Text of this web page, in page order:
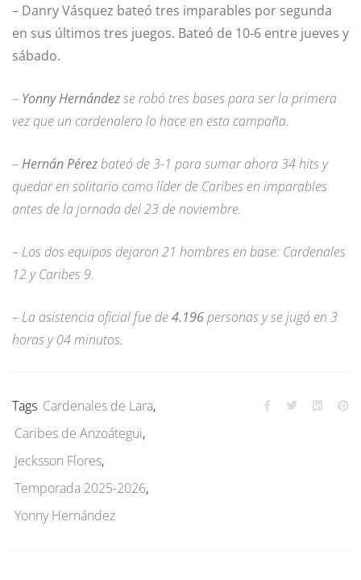
– Danry Vásquez bateó tres imparables por segunda
en sus últimos tres juegos. Bateó de 10-6 entre jueves y
sábado.
– Yonny Hernándezse robó tres bases para ser la primera
vez que un cardenalero lo hace en esta campaña.
– Hernán Pérezbateó de 3-1 para sumar ahora 34 hits y
quedar en solitario como líder de Caribes en imparables
antes de la jornada del 23 de noviembre.
– Los dos equipos dejaron 21 hombres en base: Cardenales
12 y Caribes 9.
– La asistencia oficial fue de4.196personas y se jugó en 3
horas y 04 minutos.
Tags Cardenales de Lara,
Caribes de Anzoátegui,
Jecksson Flores,
Temporada 2025-2026,
Yonny Hernández